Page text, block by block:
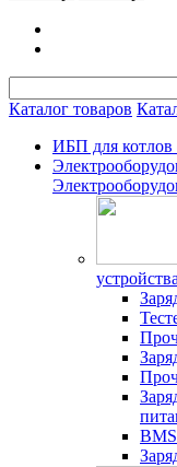
Каталог товаров
ИБП для котлов